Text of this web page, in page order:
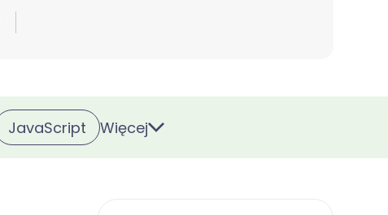
JavaScript Więcej